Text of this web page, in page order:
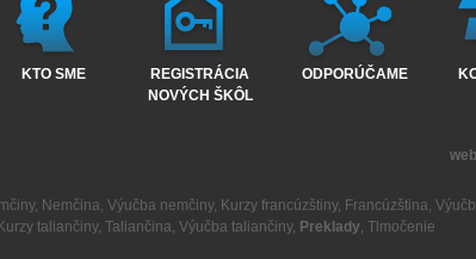
KTO SME
REGISTRÁCIA
NOVÝCH ŠKÔL
ODPORÚČAME
, Nemčina, Výučba nemčiny, Kurzy francúzštiny, Francúzština,
Kurzy taliančiny, Taliančina, Výučba taliančiny, Preklady, Tlmočenie